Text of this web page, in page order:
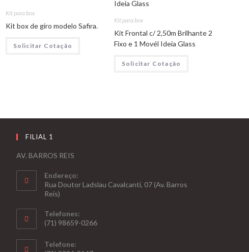
Kit para box
Kit box de giro modelo Safira.
Solicitar Cotação
Kit para box
Kit Frontal c/ 2,50m Brilhante 2
Fixo e 1 Movél Ideia Glass
Solicitar Cotação
FILIAL 1
AV. BARROS REIS
Endereço:
Rua Doutor Ladslau Cavalcanti, 07 (Av. Barros
Reis)
Telefones:
(71) 98659-0266
Telefone: